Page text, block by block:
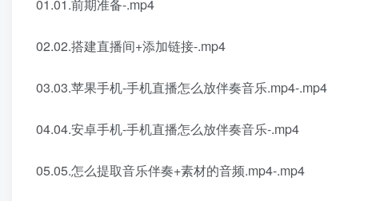
01.01.前期准备-.mp4
02.02.搭建直播间+添加链接-.mp4
03.03.苹果手机-手机直播怎么放伴奏音乐.mp4-.mp4
04.04.安卓手机-手机直播怎么放伴奏音乐-.mp4
05.05.怎么提取音乐伴奏+素材的音频.mp4-.mp4